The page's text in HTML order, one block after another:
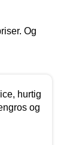
Og
hurtig
og